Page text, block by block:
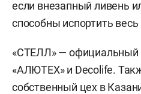
если внезапный ливень
способны испортить весь
«СТЕЛЛ» — официальный
«АЛЮТЕХ» и Decolife.
собственный цех в